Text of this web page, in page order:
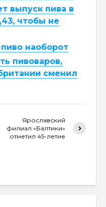
выпуск пива в
чтобы не
наоборот
пивоваров,
сменил
Ярославский
филиал «Балтики»
отметил 45-летие